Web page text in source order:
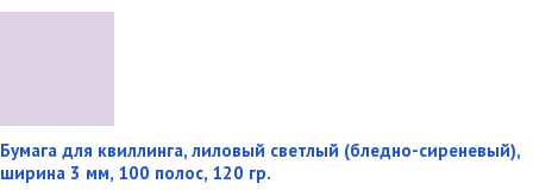
Бумага для квиллинга, лиловый светлый (бледно-сиреневый),
ширина 3 мм, 100 полос, 120 гр.